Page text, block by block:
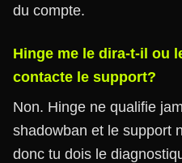
du compte.
Hinge me le dira-t-il ou
contacte le support?
Non. Hinge ne qualifie
shadowban et le support
donc tu dois le